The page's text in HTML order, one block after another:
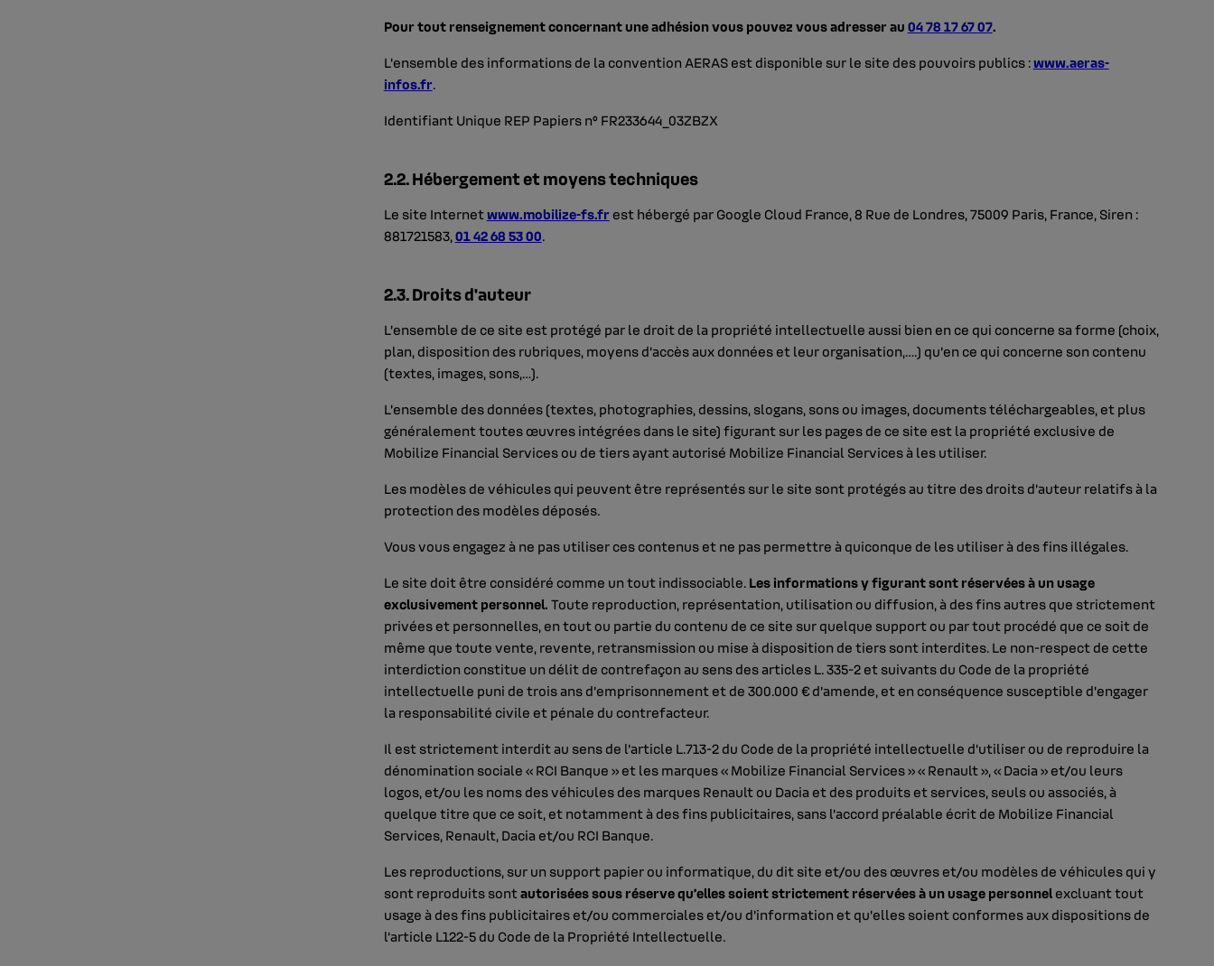
Pour tout renseignement concernant une adhésion vous pouvez vous adresser au 04 78 17 67 07.
L’ensemble des informations de la convention AERAS est disponible sur le site des pouvoirs publics :www.aeras-
infos.fr.
Identifiant Unique REP Papiers n° FR233644_03ZBZX
2.2. Hébergement et moyens techniques
Le site Internetwww.mobilize-fs.fr est hébergé par Google Cloud France, 8 Rue de Londres, 75009 Paris, France, Siren :
881721583, 01 42 68 53 00.
2.3. Droits d'auteur
L’ensemble de ce site est protégé par le droit de la propriété intellectuelle aussi bien en ce qui concerne sa forme (choix,
plan, disposition des rubriques, moyens d’accès aux données et leur organisation,….) qu’en ce qui concerne son contenu
(textes, images, sons,…).
L’ensemble des données (textes, photographies, dessins, slogans, sons ou images, documents téléchargeables, et plus
généralement toutes œuvres intégrées dans le site) figurant sur les pages de ce site est la propriété exclusive de
Mobilize Financial Services ou de tiers ayant autorisé Mobilize Financial Services à les utiliser.
Les modèles de véhicules qui peuvent être représentés sur le site sont protégés au titre des droits d’auteur relatifs à la
protection des modèles déposés.
Vous vous engagez à ne pas utiliser ces contenus et ne pas permettre à quiconque de les utiliser à des fins illégales.
Le site doit être considéré comme un tout indissociable. Les informations y figurant sont réservées à un usage
exclusivement personnel. Toute reproduction, représentation, utilisation ou diffusion, à des fins autres que strictement
privées et personnelles, en tout ou partie du contenu de ce site sur quelque support ou par tout procédé que ce soit de
même que toute vente, revente, retransmission ou mise à disposition de tiers sont interdites. Le non-respect de cette
interdiction constitue un délit de contrefaçon au sens des articles L. 335-2 et suivants du Code de la propriété
intellectuelle puni de trois ans d’emprisonnement et de 300.000 € d’amende, et en conséquence susceptible d’engager
la responsabilité civile et pénale du contrefacteur.
Il est strictement interdit au sens de l’article L.713-2 du Code de la propriété intellectuelle d’utiliser ou de reproduire la
dénomination sociale « RCI Banque » et les marques « Mobilize Financial Services » « Renault », « Dacia » et/ou leurs
logos, et/ou les noms des véhicules des marques Renault ou Dacia et des produits et services, seuls ou associés, à
quelque titre que ce soit, et notamment à des fins publicitaires, sans l’accord préalable écrit de Mobilize Financial
Services, Renault, Dacia et/ou RCI Banque.
Les reproductions, sur un support papier ou informatique, du dit site et/ou des œuvres et/ou modèles de véhicules qui y
sont reproduits sontautorisées sous réserve qu’elles soient strictement réservées à un usage personnelexcluant tout
usage à des fins publicitaires et/ou commerciales et/ou d’information et qu’elles soient conformes aux dispositions de
l’article L122-5 du Code de la Propriété Intellectuelle.